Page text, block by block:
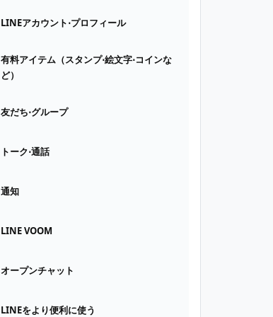
LINEアカウント⋅プロフィール
有料アイテム（スタンプ⋅絵文字⋅コインな
ど）
友だち⋅グループ
トーク⋅通話
通知
LINE VOOM
オープンチャット
LINEをより便利に使う